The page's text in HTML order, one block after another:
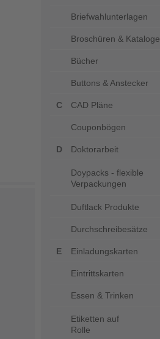
Briefwahlunterlagen
Broschüren & Kataloge
Bücher
Buttons & Anstecker
CAD Pläne
Couponbögen
Doktorarbeit
Doypacks - flexible
Verpackungen
Duftlack Produkte
Durchschreibesätze
Einladungskarten
Eintrittskarten
Essen & Trinken
Etiketten auf
Rolle